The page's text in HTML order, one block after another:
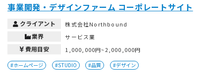
事業開発・デザインファーム コーポレートサイト
クライアント 株式会社Northbound
業界 サービス業
費用目安 1,000,000円~2,000,000円
#ホームページ #STUDIO #品質 #デザイン